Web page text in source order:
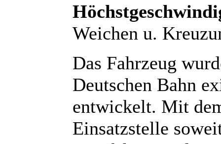
Weichen u.
Das Fahrzeug
Deutschen Bahn
entwickelt. Mit
Einsatzstelle